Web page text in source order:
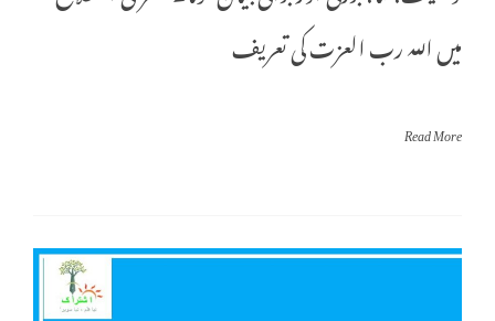
میں اللہ رب العزت کی تعریف
Read More